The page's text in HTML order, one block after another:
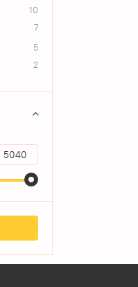
10
7
5
2